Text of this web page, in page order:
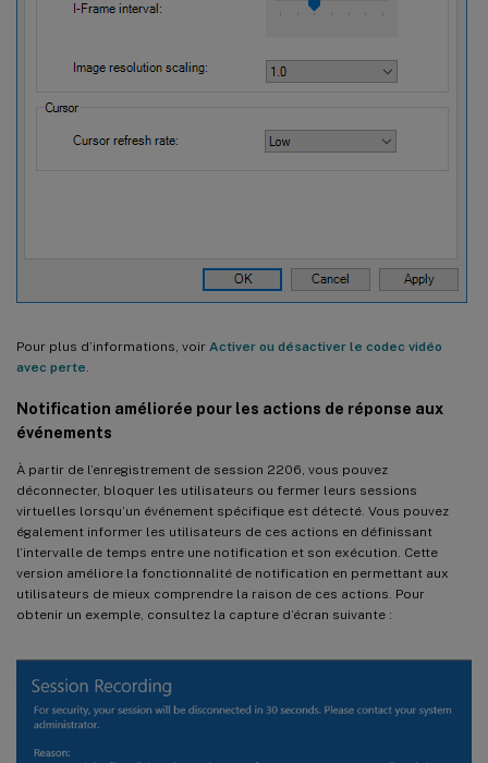
Pour plus d’informations, voir Activer ou désactiver le codec vidéo
avec perte
Notification améliorée pour les actions de réponse aux
événements
À partir de l’enregistrement de session 2206, vous pouvez
déconnecter, bloquer les utilisateurs ou fermer leurs sessions
virtuelles lorsqu’un événement spécifique est détecté. Vous pouvez
également informer les utilisateurs de ces actions en définissant
l’intervalle de temps entre une notification et son exécution. Cette
version améliore la fonctionnalité de notification en permettant aux
utilisateurs de mieux comprendre la raison de ces actions. Pour
obtenir un exemple, consultez la capture d’écran suivante :